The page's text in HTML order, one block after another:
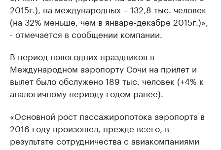
2015г.), на международных – 132,8 тыс. человек
(на 32% меньше, чем в январе-декабре 2015г.)»,
- отмечается в сообщении компании.
В период новогодних праздников в
Международном аэропорту Сочи на прилет и
вылет было обслужено 189 тыс. человек (+4% к
аналогичному периоду годом ранее).
«Основной рост пассажиропотока аэропорта в
2016 году произошел, прежде всего, в
результате сотрудничества с авиакомпаниями